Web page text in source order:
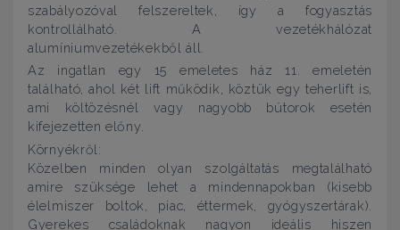
szabályozóval felszereltek, így a fogyasztás
kontrollálható. A vezetékhálózat
alumíniumvezetékekből áll.
Az ingatlan egy 15 emeletes ház 11. emeletén
található, ahol két lift működik, köztük egy teherlift is,
ami költözésnél vagy nagyobb bútorok esetén
kifejezetten előny.
Környékről:
Közelben minden olyan szolgáltatás megtalálható
amire szüksége lehet a mindennapokban (kisebb
élelmiszer boltok, piac, éttermek, gyógyszertárak).
Gyerekes családoknak nagyon ideális hiszen